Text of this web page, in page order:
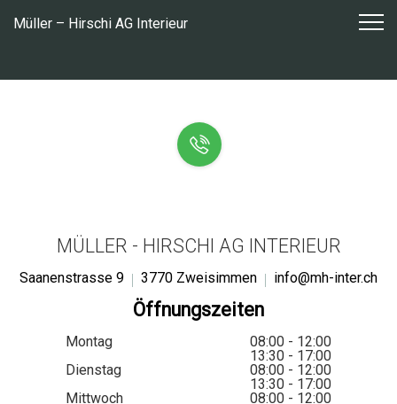
Inhalt
Müller – Hirschi AG Interieur
MÜLLER - HIRSCHI AG INTERIEUR
Saanenstrasse 9 3770 Zweisimmen info@mh-inter.ch
Öffnungszeiten
Montag
08:00 - 12:00
13:30 - 17:00
Dienstag
08:00 - 12:00
13:30 - 17:00
Mittwoch
08:00 - 12:00